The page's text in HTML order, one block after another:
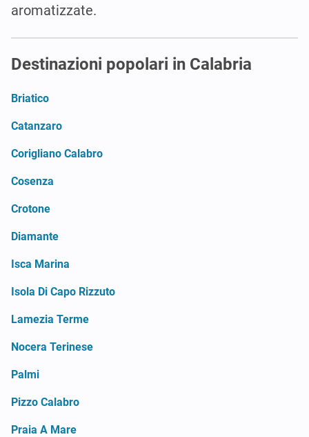
aromatizzate.
Destinazioni popolari in Calabria
Briatico
Catanzaro
Corigliano Calabro
Cosenza
Crotone
Diamante
Isca Marina
Isola Di Capo Rizzuto
Lamezia Terme
Nocera Terinese
Palmi
Pizzo Calabro
Praia A Mare